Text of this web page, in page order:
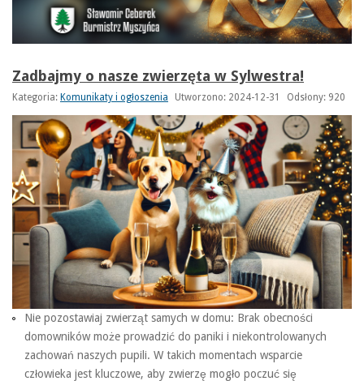
Zadbajmy o nasze zwierzęta w Sylwestra!
Kategoria: Komunikaty i ogłoszenia Utworzono: 2024-12-31 Odsłony: 920
Nie pozostawiaj zwierząt samych w domu: Brak obecności
domowników może prowadzić do paniki i niekontrolowanych
zachowań naszych pupili. W takich momentach wsparcie
człowieka jest kluczowe, aby zwierzę mogło poczuć się